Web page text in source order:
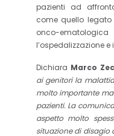
pazienti ad
come quello
onco-
l’ospedalizzazione
Dichiara Marco
ai genitori la
molto importante
pazienti. La
aspetto molto
situazione di disagio